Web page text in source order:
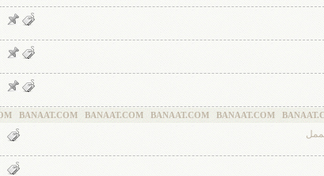
BANAAT.COM BANAAT.COM BANAAT.COM